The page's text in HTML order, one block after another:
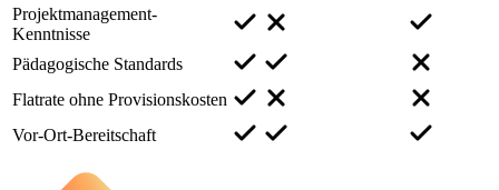
Projektmanagement-
Kenntnisse
Pädagogische Standards
Flatrate ohne Provisionskosten
Vor-Ort-Bereitschaft